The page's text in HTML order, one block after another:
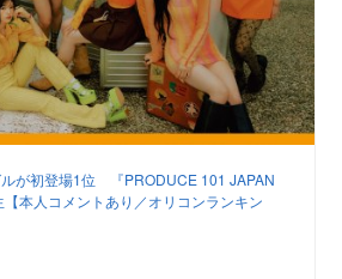
が初登場1位 『PRODUCE 101 JAPAN
本人コメントあり／オリコンランキン